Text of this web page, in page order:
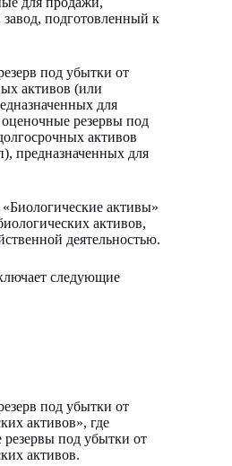
подготовленный к
под убытки от
активов (или
для
резервы под
активов
предназначенных для
активы»
активов,
деятельностью.
следующие
под убытки от
активов», где
под убытки от
активов.